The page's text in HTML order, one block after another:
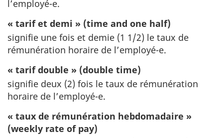
l’employé-e.
« tarif et demi » (time and one half)
signifie une fois et demie (1 1/2) le taux de
rémunération horaire de l’employé-e.
« tarif double » (double time)
signifie deux (2) fois le taux de rémunération
horaire de l’employé-e.
« taux de rémunération hebdomadaire »
(weekly rate of pay)